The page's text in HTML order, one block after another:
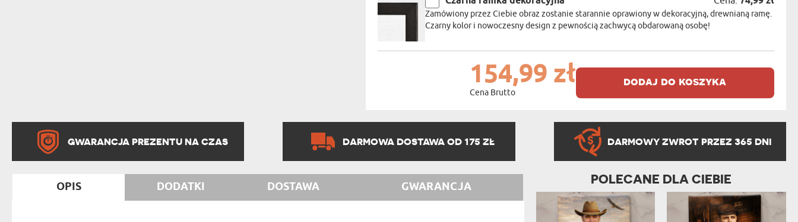
Zamówiony przez Ciebie obraz zostanie starannie oprawiony w dekoracyjną, drewnianą ramę.
Czarny kolor i nowoczesny design z pewnością zachwycą obdarowaną osobę!
154,99 zł
Cena Brutto
dodaj do koszyka
GWARANCJA PREZENTU NA CZAS DARMOWA DOSTAWA OD 175 ZŁ DARMOWY ZWROT PRZEZ 365 DNI
OPIS DODATKI DOSTAWA GWARANCJA
POLECANE DLA CIEBIE